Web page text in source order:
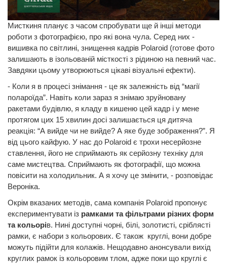
Мисткиня планує з часом спробувати ще й інші методи
роботи з фотографією, про які вона чула. Серед них -
вишивка по світлині, знищення кадрів Polaroid (готове фото
залишають в ізольованій місткості з рідиною на певний час.
Завдяки цьому утворюються цікаві візуальні ефекти).
- Коли я в процесі знімання - це як залежність від “магії
полароїда”. Навіть коли зараз я знімаю зруйновану
ракетами будівлю, я кладу в кишеню цей кадр і у мене
протягом цих 15 хвилин досі залишається ця дитяча
реакція: “А вийде чи не вийде? А яке буде зображення?”. Я
від цього кайфую. У нас до Polaroid є трохи несерйозне
ставлення, його не сприймають як серйозну техніку для
саме мистецтва. Сприймають як фотографії, що можна
повісити на холодильник. А я хочу це змінити, - розповідає
Вероніка.
Окрім вказаних методів, сама компанія Polaroid пропонує
експериментувати із рамками та фільтрами різних форм
та кольорів. Нині доступні чорні, білі, золотисті, сріблясті
рамки, є набори з кольорових. Є також круглі, вони добре
можуть підійти для колажів. Нещодавно анонсували вихід
круглих рамок із кольоровим тлом, адже поки що круглі є